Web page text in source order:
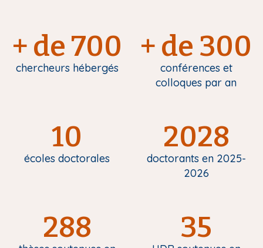
+ de 700
chercheurs hébergés
+ de 300
conférences et
colloques par an
10
écoles doctorales
2028
doctorants en 2025-
2026
288 35